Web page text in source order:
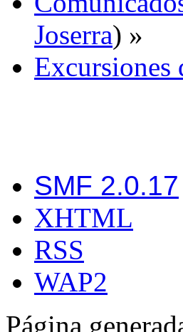
Joserra) »
Excursiones
SMF 2.0.17
XHTML
RSS
WAP2
Página